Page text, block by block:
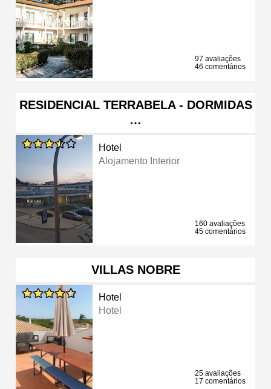
97 avaliações
46 comentários
RESIDENCIAL TERRABELA - DORMIDAS
…
Hotel
Alojamento Interior
160 avaliações
45 comentários
VILLAS NOBRE
Hotel
Hotel
25 avaliações
17 comentários